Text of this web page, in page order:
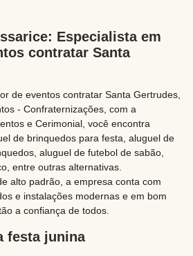
Especialista em
contratar Santa
de eventos contratar Santa Gertrudes,
- Confraternizações, com a
e Cerimonial, você encontra
de brinquedos para festa, aluguel de
aluguel de futebol de sabão,
entre outras alternativas.
alto padrão, a empresa conta com
e instalações modernas e em bom
a confiança de todos.
festa junina